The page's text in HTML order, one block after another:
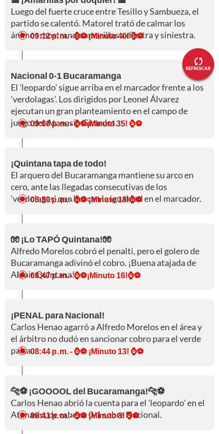
REFRESCAR
Luego del fuerte cruce entre Tesillo y Sambueza, el
partido se calentó. Matorel trató de calmar los
ánimos mostrando amarillas a diestra y siniestra.
09:12 p. m.- ⌚⚽ ¡Minuto 40! ⌚⚽
Nacional 0-1 Bucaramanga
El 'leopardo' sigue arriba en el marcador frente a los
'verdolagas'. Los dirigidos por Leonel Álvarez
ejecutan un gran planteamiento en el campo de
juego del Atanasio Girardot.
09:08 p. m.- ⌚⚽¡Minuto 35! ⌚⚽
¡Quintana tapa de todo!
El arquero del Bucaramanga mantiene su arco en
cero, ante las llegadas consecutivas de los
'verdolagas' que buscan la igualdad en el marcador.
08:50 p. m.- ⌚⚽ ¡Minuto 18!⌚⚽
🧤 ¡Lo TAPÓ Quintana!🧤
Alfredo Morelos cobró el penalti, pero el golero de
Bucaramanga adivinó el cobro. ¡Buena atajada de
Aldair Quintana!
08:47 p. m.- ⌚⚽¡Minuto 16!⌚⚽
¡PENAL para Nacional!
Carlos Henao agarró a Alfredo Morelos en el área y
el árbitro no dudó en sancionar cobro para el verde
paisa.08:44 p. m.- ⌚⚽ ¡Minuto 13! ⌚⚽
🐆⚽ ¡GOOOOL del Bucaramanga!🐆⚽
Carlos Henao abrió la cuenta para el 'leopardo' en el
Atanasio, de cabeza. 0-1 sobre Nacional.
08:41 p. m.- ⌚⚽ ¡Minuto 8! ⌚⚽